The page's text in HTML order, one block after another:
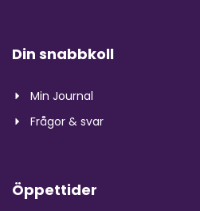
Din snabbkoll
Min Journal
Frågor & svar
Öppettider